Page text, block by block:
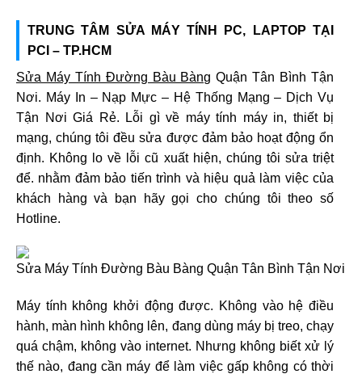
TRUNG TÂM SỬA MÁY TÍNH PC, LAPTOP TẠI
PCI – TP.HCM
Sửa Máy Tính Đường Bàu Bàng Quận Tân Bình Tận
Nơi. Máy In – Nạp Mực – Hệ Thống Mạng – Dịch Vụ
Tận Nơi Giá Rẻ. Lỗi gì về máy tính máy in, thiết bị
mạng, chúng tôi đều sửa được đảm bảo hoạt động ổn
định. Không lo về lỗi cũ xuất hiện, chúng tôi sửa triệt
để. nhằm đảm bảo tiến trình và hiệu quả làm việc của
khách hàng và bạn hãy gọi cho chúng tôi theo số
Hotline.
Máy tính không khởi động được. Không vào hệ điều
hành, màn hình không lên, đang dùng máy bị treo, chạy
quá chậm, không vào internet. Nhưng không biết xử lý
thế nào, đang cần máy để làm việc gấp không có thời